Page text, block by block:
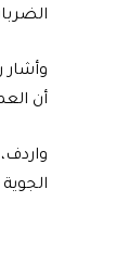
الضربات
أن العمليات